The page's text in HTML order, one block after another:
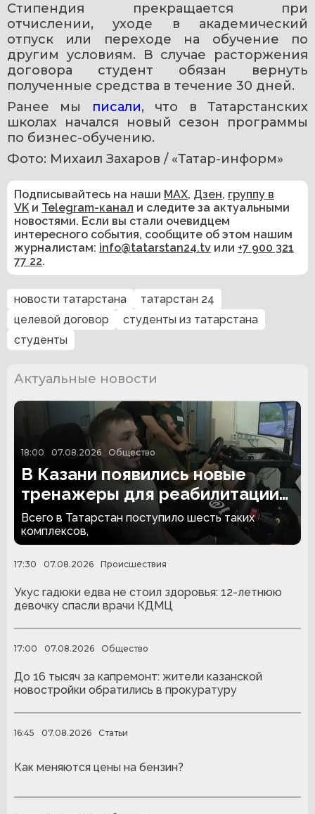
Стипендия прекращается при
отчислении, уходе в академический
отпуск или переходе на обучение по
другим условиям. В случае расторжения
договора студент обязан вернуть
полученные средства в течение 30 дней.
Ранее мы писали, что в Татарстанских
школах начался новый сезон программы
по бизнес-обучению.
Фото: Михаил Захаров / «Татар-информ»
Подписывайтесь на наши MAX, Дзен, группу в
VK и Telegram-канал и следите за актуальными
новостями. Если вы стали очевидцем
интересного события, сообщите об этом нашим
журналистам: info@tatarstan24.tv или +7 900 321
77 22.
новости татарстана
татарстан 24
целевой договор
студенты из татарстана
студенты
Актуальные новости
18:00 07.08.2026 Общество
В Казани появились новые
тренажеры для реабилитации
людей с ампутациями
Всего в Татарстан поступило шесть таких
комплексов,
17:30 07.08.2026 Происшествия
Укус гадюки едва не стоил здоровья: 12-летнюю
девочку спасли врачи КДМЦ
17:00 07.08.2026 Общество
До 16 тысяч за капремонт: жители казанской
новостройки обратились в прокуратуру
16:45 07.08.2026 Статьи
Как меняются цены на бензин?